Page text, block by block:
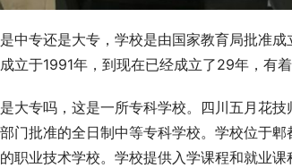
中专还是大专，学校是由国家教育局批准
立于1991年，到现在已经成立了29年，有着
大专吗，这是一所专科学校。四川五月花
门批准的全日制中等专科学校。学校位于
职业技术学校。学校提供入学课程和就业